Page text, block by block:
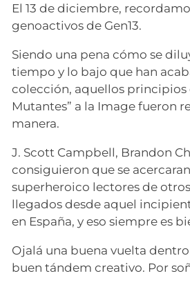
El 13 de diciembre,
genoactivos de Gen13.
Siendo una pena cómo se
tiempo y lo bajo que han
colección, aquellos principios
Mutantes” a la Image fueron
manera.
J. Scott Campbell, Brandon
consiguieron que se
superheroico lectores de
llegados desde aquel
en España, y eso siempre es
Ojalá una buena vuelta
buen tándem creativo. Por